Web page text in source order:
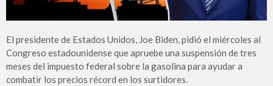
El presidente de Estados Unidos, Joe Biden, pidió el miércoles al
Congreso estadounidense que apruebe una suspensión de tres
meses del impuesto federal sobre la gasolina para ayudar a
combatir los precios récord en los surtidores.